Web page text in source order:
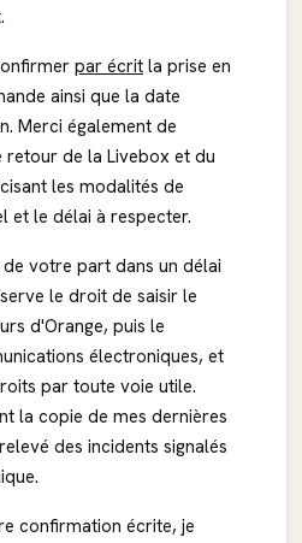
par écrit la prise en
ainsi que la date
Merci également de
de la Livebox et du
les modalités de
et le délai à respecter.
votre part dans un délai
le droit de saisir le
d'Orange, puis le
électroniques, et
par toute voie utile.
la copie de mes dernières
des incidents signalés
confirmation écrite, je